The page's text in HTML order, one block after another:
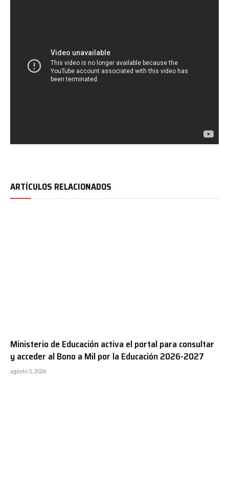
ARTÍCULOS RELACIONADOS
Ministerio de Educación activa el portal para consultar
y acceder al Bono a Mil por la Educación 2026-2027
agosto 5, 2026